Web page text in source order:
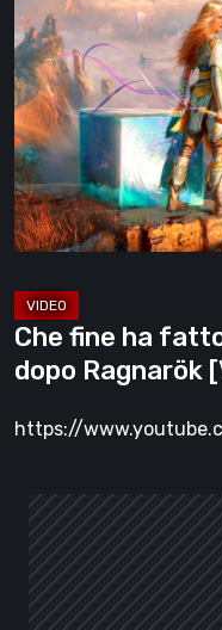
fine
ha
fatto
Kratos?
God
of
War
dopo
[Video
2]
Che fine ha
dopo Ragnarök
https://